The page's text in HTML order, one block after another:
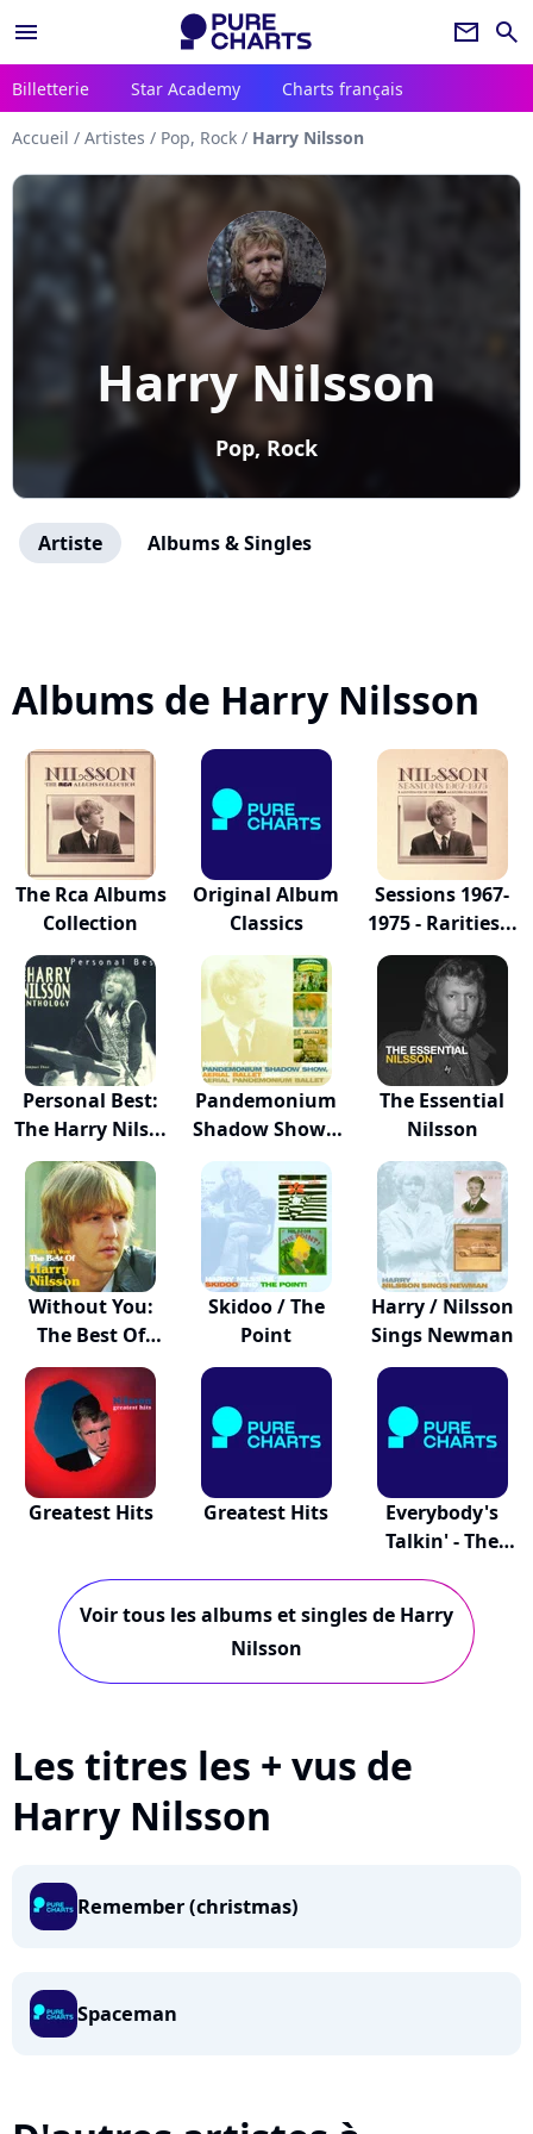
menu newsletter search
Billetterie Star Academy Charts français
Accueil / Artistes / Pop, Rock / Harry Nilsson
Harry Nilsson
Pop, Rock
Artiste Albums & Singles
Albums de Harry Nilsson
The Rca Albums
Collection
Original Album
Classics
Sessions 1967-
1975 - Rarities...
Personal Best:
The Harry Nils...
Pandemonium
Shadow Show /
Aer...
The Essential
Nilsson
Without You:
The Best Of
Harr...
Skidoo / The
Point
Harry / Nilsson
Sings Newman
Greatest Hits Greatest Hits
Everybody's
Talkin' - The
Voir tous les albums et singles de Harry
Nilsson
Les titres les + vus de
Harry Nilsson
Remember (christmas)
Spaceman